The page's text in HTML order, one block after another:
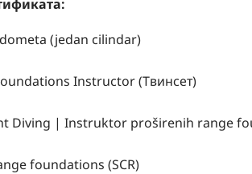
(jedan cilindar)
Instructor (Твинсет)
Diving | Instruktor proširenih range
foundations (SCR)